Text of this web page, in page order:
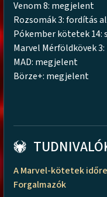
Venom 8: megjelent
Rozsomák 3: fordítás
Pókember kötetek
Marvel Mérföldkövek
MAD: megjelent
Börze+: megjelent
A Marvel-kötetek
Forgalmazók